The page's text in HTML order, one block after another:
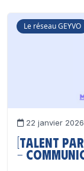
Le réseau GEYVO
22 janvier
[Talent
–